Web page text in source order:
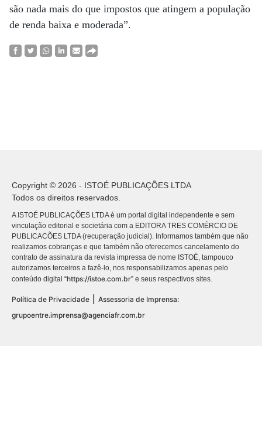
são nada mais do que impostos que atingem a população
de renda baixa e moderada”.
Copyright © 2026 - ISTOÉ PUBLICAÇÕES LTDA
Todos os direitos reservados.
A ISTOÉ PUBLICAÇÕES LTDA é um portal digital independente e sem
vinculação editorial e societária com a EDITORA TRES COMÉRCIO DE
PUBLICACÕES LTDA (recuperação judicial). Informamos também que não
realizamos cobranças e que também não oferecemos cancelamento do
contrato de assinatura da revista impressa de nome ISTOÉ, tampouco
autorizamos terceiros a fazê-lo, nos responsabilizamos apenas pelo
conteúdo digital “https://istoe.com.br” e seus respectivos sites.
Política de Privacidade
Assessoria de Imprensa:
grupoentre.imprensa@agenciafr.com.br